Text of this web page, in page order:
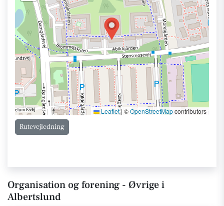
Leaflet| ©OpenStreetMapcontributors
Rutevejledning
Organisation og forening - Øvrige i
Albertslund